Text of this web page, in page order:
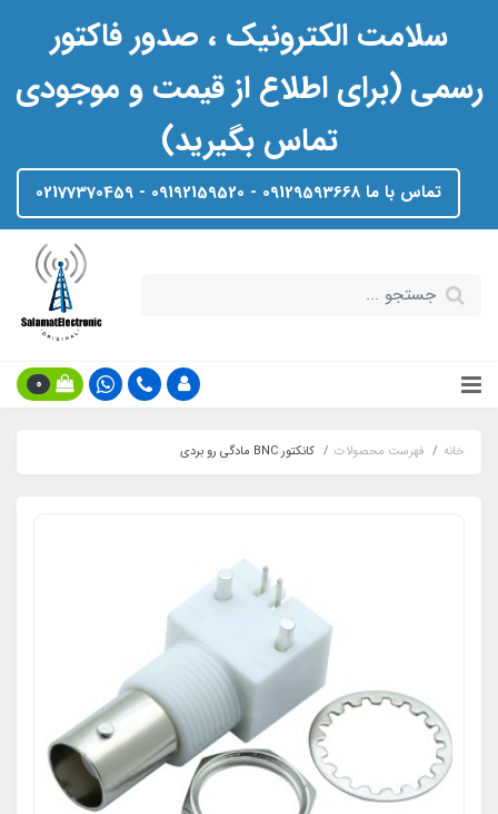
سلامت الکترونیک ، صدور فاکتور
رسمی (برای اطلاع از قیمت و موجودی
تماس بگیرید)
تماس با ما 09129593668 - 09192159520 - 02177370459
0
خانه فهرست محصولات کانکتور BNC مادگی رو بردی